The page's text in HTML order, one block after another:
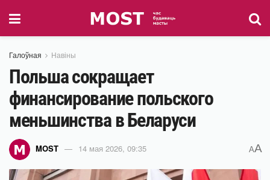
Галоўная Навіны
Польша сокращает
финансирование польского
меньшинства в Беларуси
MOST 14 мая 2026, 09:35 AA